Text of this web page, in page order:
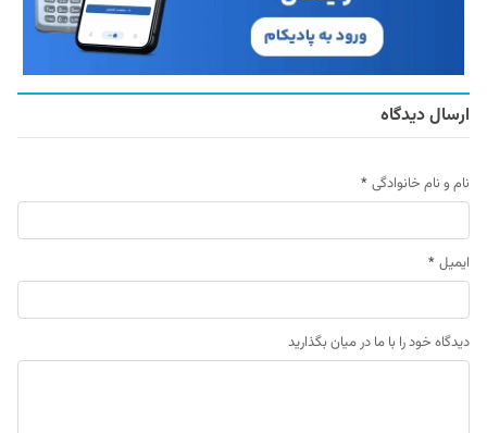
ارسال دیدگاه
نام و نام خانوادگی *
ایمیل *
دیدگاه خود را با ما در میان بگذارید